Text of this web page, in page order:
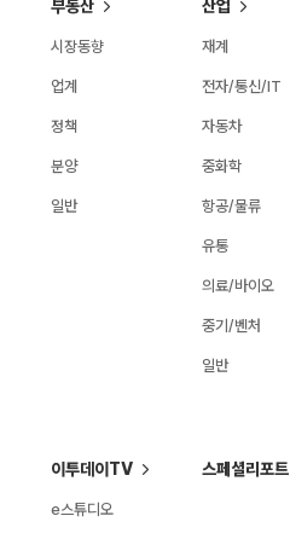
부동산
시장동향
업계
정책
분양
일반
산업
재계
전자/통신/IT
자동차
중화학
항공/물류
유통
의료/바이오
중기/벤처
일반
이투데이TV
e스튜디오
스페셜리포트